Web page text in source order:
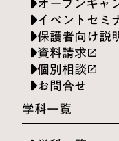
イベントセミ
保護者向け説
資料請求launch
個別相談launch
お問合せ
学科一覧